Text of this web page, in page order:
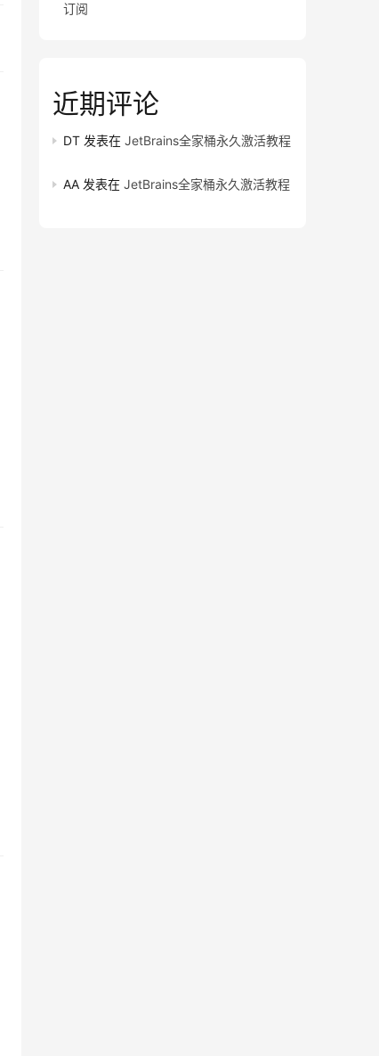
订阅
近期评论
DT 发表在 JetBrains全家桶永久激活教程
AA 发表在 JetBrains全家桶永久激活教程